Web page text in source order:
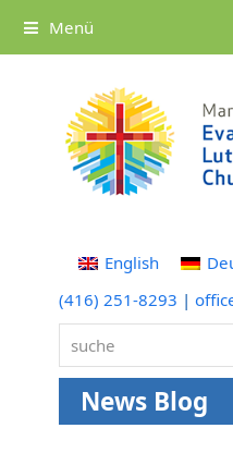
Menü
English
(416) 251-8293 |
News Blog